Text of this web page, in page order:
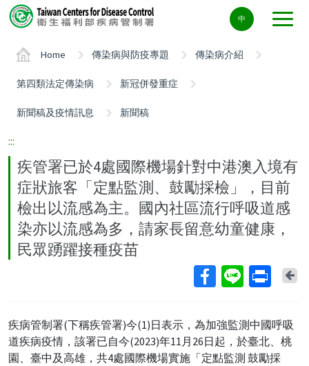
Center
block
中
Home 傳染病與防疫專題 傳染病介紹
第四類法定傳染病 新冠併發重症
新聞稿及疫情訊息 新聞稿
:::
疾管署已於4處國際機場針對中港澳入境有
症狀旅客「定點監測、鼓勵採檢」，目前
檢出以流感為主。國內社區流行呼吸道感
染亦以流感為多，請家長留意幼童健康，
民眾踴躍接種疫苗
疾病管制署(下稱疾管署)今(1)日表示，為加強監測中國呼吸
道疾病疫情，該署已自今(2023)年11月26日起，於臺北、桃
園、臺中及高雄，共4處國際機場實施「定點監測 鼓勵採